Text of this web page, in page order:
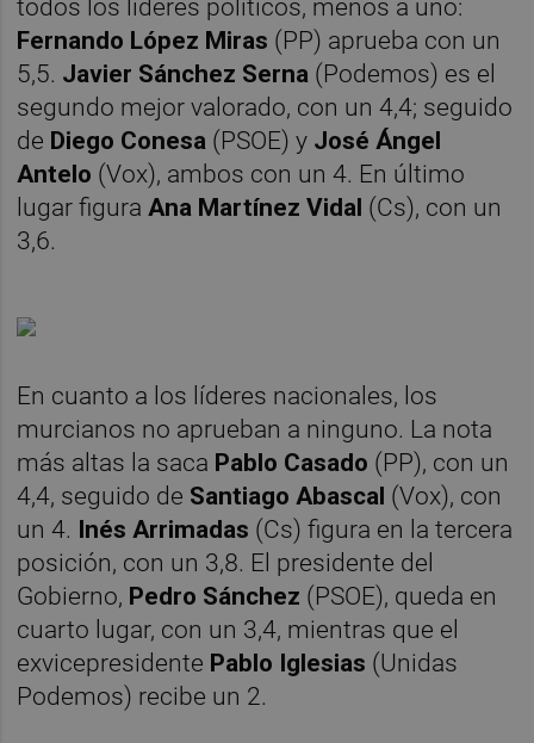
todos los líderes políticos, menos a uno:
Fernando López Miras (PP) aprueba con un
5,5. Javier Sánchez Serna (Podemos) es el
segundo mejor valorado, con un 4,4; seguido
de Diego Conesa (PSOE) y José Ángel
Antelo (Vox), ambos con un 4. En último
lugar figuraAna Martínez Vidal (Cs), con un
3,6.
En cuanto a los líderes nacionales, los
murcianos no aprueban a ninguno. La nota
más altas la saca Pablo Casado (PP), con un
4,4, seguido de Santiago Abascal (Vox), con
un 4. Inés Arrimadas (Cs) figura en la tercera
posición, con un 3,8. El presidente del
Gobierno, Pedro Sánchez (PSOE), queda en
cuarto lugar, con un 3,4, mientras que el
exvicepresidente Pablo Iglesias (Unidas
Podemos) recibe un 2.